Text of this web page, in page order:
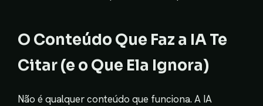
O Conteúdo Que Faz a IA Te
Citar (e o Que Ela Ignora)
Não é qualquer conteúdo que funciona. A IA